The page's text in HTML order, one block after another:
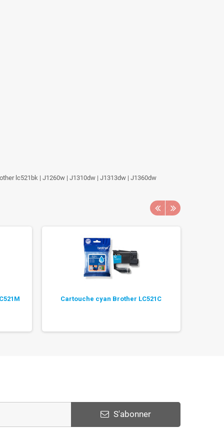
lc521bk | J1260w | J1310dw | J1313dw | J1360dw
Cartouche cyan Brother LC521C
S'abonner